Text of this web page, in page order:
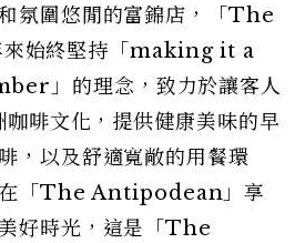
氛圍悠閒的富錦店，「The
始終堅持「making it a
」的理念，致力於讓客人
啡文化，提供健康美味的早
，以及舒適寬敞的用餐環
在「The Antipodean」享
好時光，這是「The